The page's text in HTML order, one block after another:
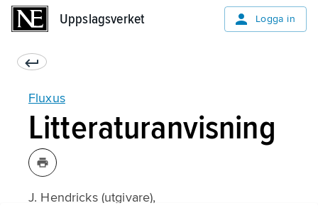
Uppslagsverket Logga in
Fluxus
Litteraturanvisning
J. Hendricks (utgivare),